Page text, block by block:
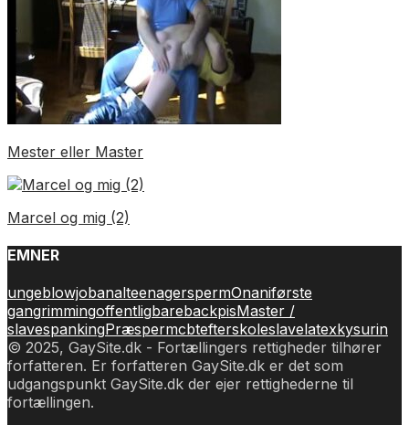
Mester eller Master
Marcel og mig (2)
EMNER
ungeblowjobanalteenagerspermOnaniførste
gangrimmingoffentligbarebackpisMaster /
slavespankingPræspermcbtefterskoleslavelatexkysurin
© 2025, GaySite.dk - Fortællingers rettigheder tilhører
forfatteren. Er forfatteren GaySite.dk er det som
udgangspunkt GaySite.dk der ejer rettighederne til
fortællingen.